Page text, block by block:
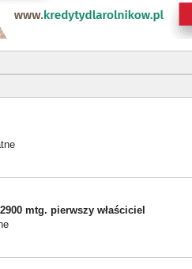
mtg. pierwszy właściciel